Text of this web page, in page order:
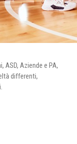
ASD, Aziende e PA,
differenti,